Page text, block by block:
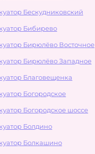
Бескудниковский
Бибирево
Бирюлёво Восточное
Бирюлёво Западное
Благовещенка
Богородское
Богородское шоссе
Болдино
Болкашино